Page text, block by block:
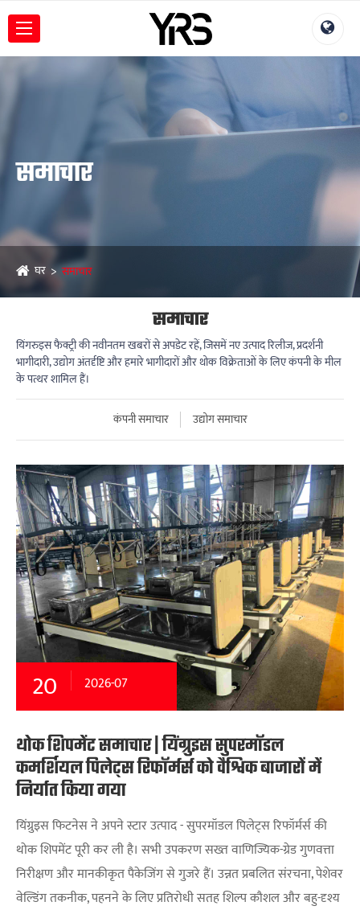
समाचार
घर समाचार
समाचार
यिंगरुइस फैक्ट्री की नवीनतम खबरों से अपडेट रहें, जिसमें नए उत्पाद रिलीज, प्रदर्शनी
भागीदारी, उद्योग अंतर्दृष्टि और हमारे भागीदारों और थोक विक्रेताओं के लिए कंपनी के मील
के पत्थर शामिल हैं।
कंपनी समाचार उद्योग समाचार
20 2026-07
थोक शिपमेंट समाचार | यिंग्रुइस सुपरमॉडल
कमर्शियल पिलेट्स रिफॉर्मर्स को वैश्विक बाजारों में
निर्यात किया गया
यिंग्रुइस फिटनेस ने अपने स्टार उत्पाद - सुपरमॉडल पिलेट्स रिफॉर्मर्स की
थोक शिपमेंट पूरी कर ली है। सभी उपकरण सख्त वाणिज्यिक-ग्रेड गुणवत्ता
निरीक्षण और मानकीकृत पैकेजिंग से गुजरे हैं। उन्नत प्रबलित संरचना, पेशेवर
वेल्डिंग तकनीक, पहनने के लिए प्रतिरोधी सतह शिल्प कौशल और बहु-दृश्य